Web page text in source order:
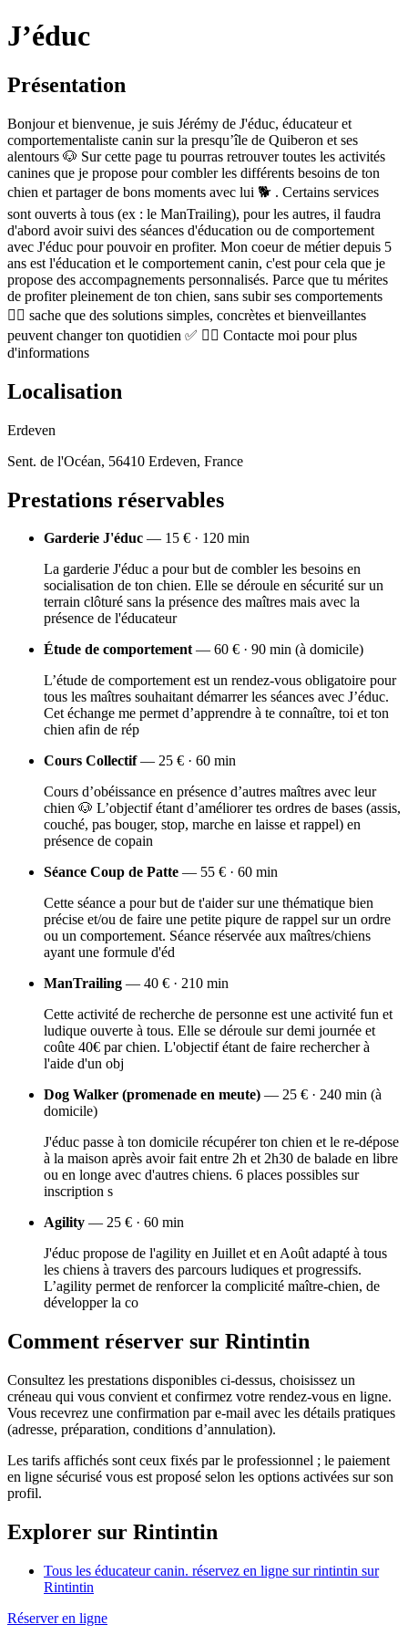
J’éduc
Présentation
Bonjour et bienvenue, je suis Jérémy de J'éduc, éducateur et
comportementaliste canin sur la presqu’île de Quiberon et ses
alentours 🐶 Sur cette page tu pourras retrouver toutes les activités
canines que je propose pour combler les différents besoins de ton
chien et partager de bons moments avec lui 🐕 . Certains services
sont ouverts à tous (ex : le ManTrailing), pour les autres, il faudra
d'abord avoir suivi des séances d'éducation ou de comportement
avec J'éduc pour pouvoir en profiter. Mon coeur de métier depuis 5
ans est l'éducation et le comportement canin, c'est pour cela que je
propose des accompagnements personnalisés. Parce que tu mérites
de profiter pleinement de ton chien, sans subir ses comportements
👉🏼 sache que des solutions simples, concrètes et bienveillantes
peuvent changer ton quotidien ✅ ✍🏼 Contacte moi pour plus
d'informations
Localisation
Erdeven
Sent. de l'Océan, 56410 Erdeven, France
Prestations réservables
Garderie J'éduc — 15 € · 120 min
La garderie J'éduc a pour but de combler les besoins en
socialisation de ton chien. Elle se déroule en sécurité sur un
terrain clôturé sans la présence des maîtres mais avec la
présence de l'éducateur
Étude de comportement— 60 € · 90 min (à domicile)
L’étude de comportement est un rendez-vous obligatoire pour
tous les maîtres souhaitant démarrer les séances avec J’éduc.
Cet échange me permet d’apprendre à te connaître, toi et ton
chien afin de rép
Cours Collectif— 25 € · 60 min
Cours d’obéissance en présence d’autres maîtres avec leur
chien 🐶 L’objectif étant d’améliorer tes ordres de bases (assis,
couché, pas bouger, stop, marche en laisse et rappel) en
présence de copain
Séance Coup de Patte — 55 € · 60 min
Cette séance a pour but de t'aider sur une thématique bien
précise et/ou de faire une petite piqure de rappel sur un ordre
ou un comportement. Séance réservée aux maîtres/chiens
ayant une formule d'éd
ManTrailing — 40 € · 210 min
Cette activité de recherche de personne est une activité fun et
ludique ouverte à tous. Elle se déroule sur demi journée et
coûte 40€ par chien. L'objectif étant de faire rechercher à
l'aide d'un obj
Dog Walker (promenade en meute) — 25 € · 240 min (à
domicile)
J'éduc passe à ton domicile récupérer ton chien et le re-dépose
à la maison après avoir fait entre 2h et 2h30 de balade en libre
ou en longe avec d'autres chiens. 6 places possibles sur
inscription s
Agility — 25 € · 60 min
J'éduc propose de l'agility en Juillet et en Août adapté à tous
les chiens à travers des parcours ludiques et progressifs.
L’agility permet de renforcer la complicité maître-chien, de
développer la co
Comment réserver sur Rintintin
Consultez les prestations disponibles ci-dessus, choisissez un
créneau qui vous convient et confirmez votre rendez-vous en ligne.
Vous recevrez une confirmation par e-mail avec les détails pratiques
(adresse, préparation, conditions d’annulation).
Les tarifs affichés sont ceux fixés par le professionnel ; le paiement
en ligne sécurisé vous est proposé selon les options activées sur son
profil.
Explorer sur Rintintin
Tous les éducateur canin. réservez en ligne sur rintintin sur
Rintintin
Réserver en ligne